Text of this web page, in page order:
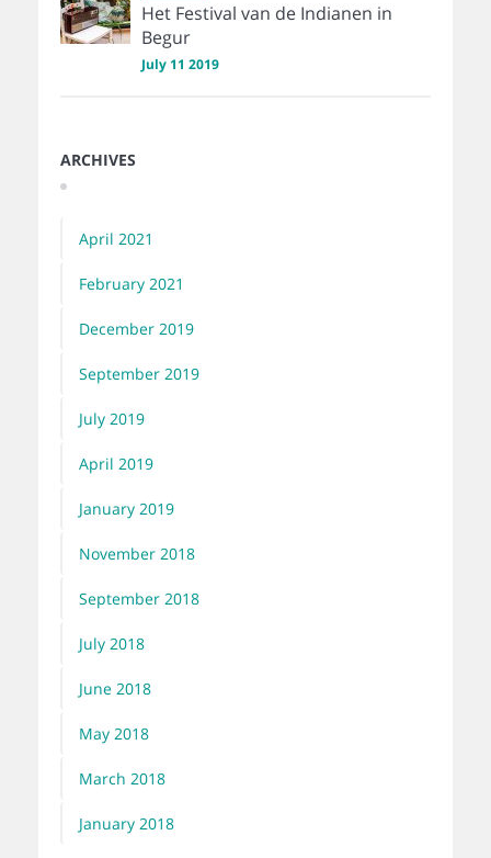
Het Festival van de Indianen in
Begur
July 11 2019
ARCHIVES
April 2021
February 2021
December 2019
September 2019
July 2019
April 2019
January 2019
November 2018
September 2018
July 2018
June 2018
May 2018
March 2018
January 2018